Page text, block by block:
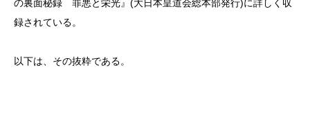
の裏面秘録 罪悪と栄光』(大日本皇道会総本部発行)に詳しく収
録されている。
以下は、その抜粋である。